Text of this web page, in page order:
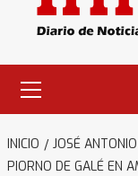
primario
INICIO
JOSÉ
PIORNO DE GALÉ EN